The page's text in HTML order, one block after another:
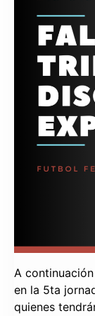
A
en la 5ta
quienes